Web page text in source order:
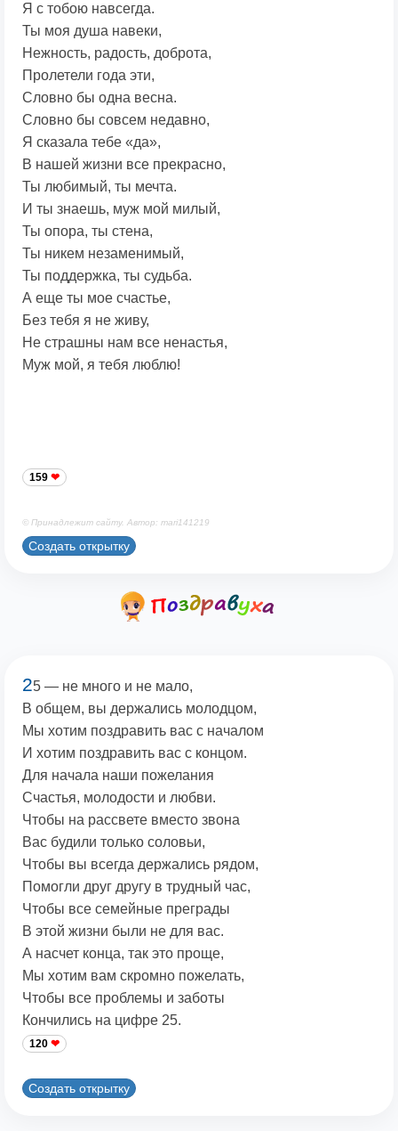
Я с тобою навсегда.
Ты моя душа навеки,
Нежность, радость, доброта,
Пролетели года эти,
Словно бы одна весна.
Словно бы совсем недавно,
Я сказала тебе «да»,
В нашей жизни все прекрасно,
Ты любимый, ты мечта.
И ты знаешь, муж мой милый,
Ты опора, ты стена,
Ты никем незаменимый,
Ты поддержка, ты судьба.
А еще ты мое счастье,
Без тебя я не живу,
Не страшны нам все ненастья,
Муж мой, я тебя люблю!
159
© Принадлежит сайту. Автор: mari141219
Создать открытку
25 — не много и не мало,
В общем, вы держались молодцом,
Мы хотим поздравить вас с началом
И хотим поздравить вас с концом.
Для начала наши пожелания
Счастья, молодости и любви.
Чтобы на рассвете вместо звона
Вас будили только соловьи,
Чтобы вы всегда держались рядом,
Помогли друг другу в трудный час,
Чтобы все семейные преграды
В этой жизни были не для вас.
А насчет конца, так это проще,
Мы хотим вам скромно пожелать,
Чтобы все проблемы и заботы
Кончились на цифре 25.
120
Создать открытку